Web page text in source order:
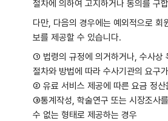
절차에 의하여 고지하거나 동의를 구
다만, 다음의 경우에는 예외적으로 회
보를 제공할 수 있습니다.
① 법령의 규정에 의거하거나, 수사상
절차와 방법에 따라 수사기관의 요구
② 유료 서비스 제공에 따른 요금 정산
③통계작성, 학술연구 또는 시장조사
수 없는 형태로 제공하는 경우